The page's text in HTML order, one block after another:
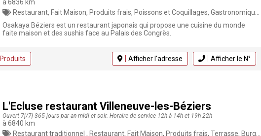
à 6836 km
Restaurant, Fait Maison, Produits frais, Poissons et Coquillages, Gastronomique, Animaux bienvenus, Cuisine Fusion, Sushi, Livraison à domicile, Plats à emporter, Végétarien, Cuisine du monde, Click & Collect, Restaurant japonais
Osakaya Béziers est un restaurant japonais qui propose une cuisine du monde
faite maison et des sushis face au Palais des Congrès.
Produits Afficher l'adresse Afficher le N°
L'Ecluse restaurant Villeneuve-les-Béziers
Ouvert 7j/7j 365 jours par an midi et soir. Horaire de service 12h à 14h et 19h 22h
à 6840 km
Restaurant traditionnel , Restaurant, Fait Maison, Produits frais, Terrasse, Burger, Poissons et Coquillages, Tapas, Repas de groupe, Restaurant méditerranéen, Patio, Maître Restaurateur de France, Séminaires, Mariage, Végétarien, Anniversaire, Evènements